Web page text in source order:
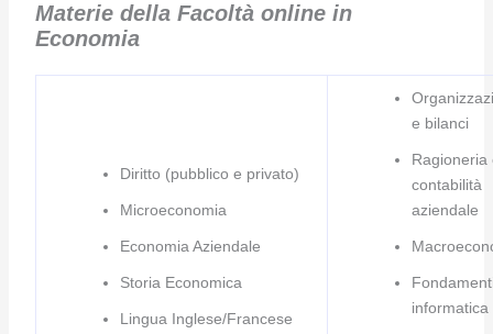
Materie della Facoltà online in
Economia
Diritto (pubblico e privato)
Microeconomia
Economia Aziendale
Storia Economica
Lingua Inglese/Francese
e bilanci
Ragioneria
contabilità
aziendale
informatica